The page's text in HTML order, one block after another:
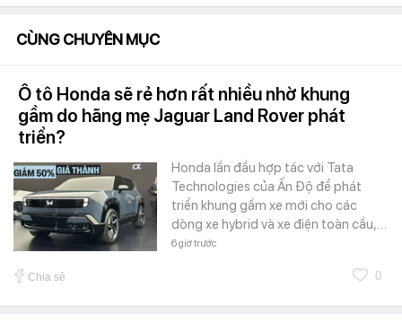
CÙNG CHUYÊN MỤC
Ô tô Honda sẽ rẻ hơn rất nhiều nhờ khung
gầm do hãng mẹ Jaguar Land Rover phát
triển?
Honda lần đầu hợp tác với Tata
Technologies của Ấn Độ để phát
triển khung gầm xe mới cho các
dòng xe hybrid và xe điện toàn cầu,…
6 giờ trước
Chia sẻ 0